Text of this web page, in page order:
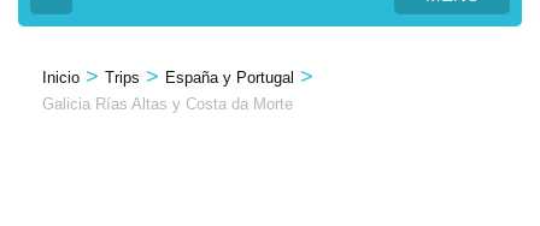
Inicio > Trips > España y Portugal >
Galicia Rías Altas y Costa da Morte
Gallery